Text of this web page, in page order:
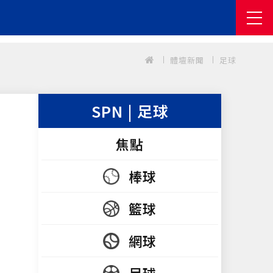
體壇新聞 足球
SPN | 足球
焦點
棒球
籃球
網球